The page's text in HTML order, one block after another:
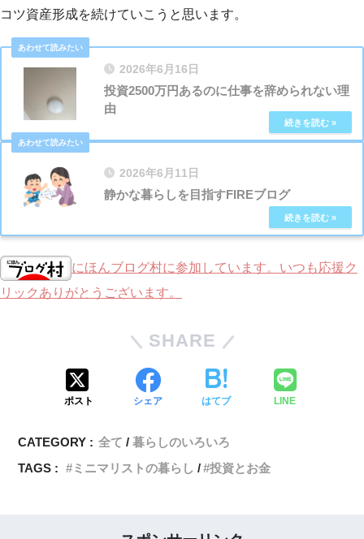
コツ資産形成を続けていこうと思います。
2026年6月16日
投資2500万円あるのに仕事を辞められない理
由
2026年6月11日
静かな暮らしを目指すFIREブログ
にほんブログ村に参加しています。いつも応援ク
リックありがとうございます。
SHARE
ポスト シェア はてブ LINE
CATEGORY : 全て
暮らしのいろいろ
TAGS :
ミニマリストの暮らし 投資とお金